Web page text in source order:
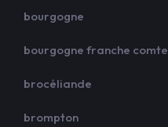
bourgogne
bourgogne franche comte
brocéliande
brompton